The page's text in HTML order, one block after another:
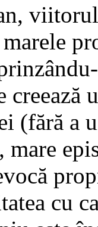
(fără a
mare
cu